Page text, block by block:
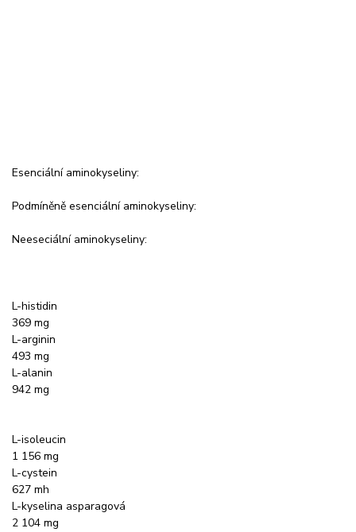
Esenciální aminokyseliny:
Podmíněně esenciální aminokyseliny:
Neeseciální aminokyseliny:
L-histidin
369 mg
L-arginin
493 mg
L-alanin
942 mg
L-isoleucin
1 156 mg
L-cystein
627 mh
L-kyselina asparagová
2 104 mg